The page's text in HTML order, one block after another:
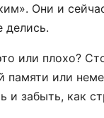
Они и
делись.
или плохо?
памяти или
и забыть, как